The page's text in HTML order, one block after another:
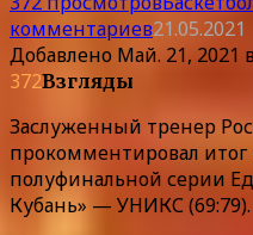
комментариев21.05.2021
Добавлено Май. 21, 2021
372Взгляды
Заслуженный тренер
прокомментировал итог
полуфинальной серии
Кубань» — УНИКС (69:79).